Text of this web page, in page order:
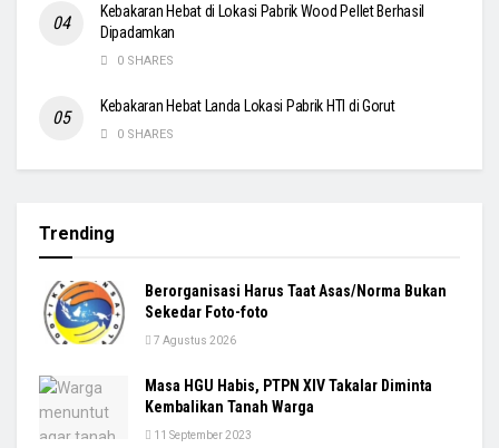
Kebakaran Hebat di Lokasi Pabrik Wood Pellet Berhasil
Dipadamkan
0 SHARES
Kebakaran Hebat Landa Lokasi Pabrik HTI di Gorut
0 SHARES
Trending
Berorganisasi Harus Taat Asas/Norma Bukan
Sekedar Foto-foto
7 Agustus 2026
Masa HGU Habis, PTPN XIV Takalar Diminta
Kembalikan Tanah Warga
11 September 2023